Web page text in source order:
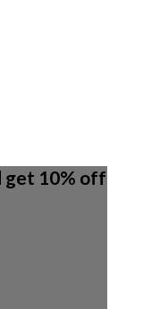
get 10% off